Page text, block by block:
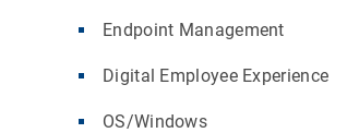
Endpoint Management
Digital Employee Experience
OS/Windows